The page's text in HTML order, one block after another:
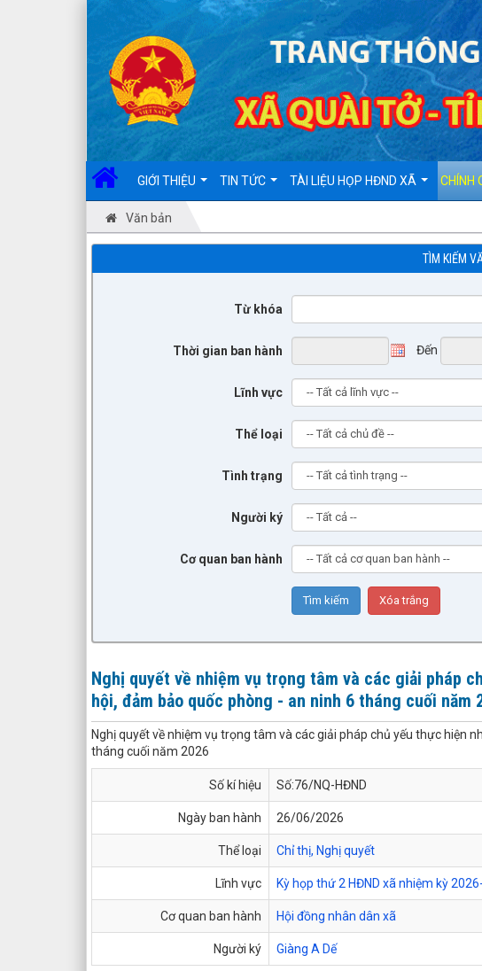
GIỚI THIỆU TIN TỨC TÀI LIỆU HỌP HĐND XÃ CHÍNH
Văn bản
TÌM KIẾM
Từ khóa
Thời gian ban hành Đến
Lĩnh vực
Thể loại
Tình trạng
Người ký
Cơ quan ban hành
Nghị quyết về nhiệm vụ trọng tâm và các giải pháp
hội, đảm bảo quốc phòng - an ninh 6 tháng cuối năm
Nghị quyết về nhiệm vụ trọng tâm và các giải pháp chủ yếu thực hiện
tháng cuối năm 2026
Số kí hiệu Số:76/NQ-HĐND
Ngày ban hành 26/06/2026
Thể loại Chỉ thị, Nghị quyết
Lĩnh vực Kỳ họp thứ 2 HĐND xã nhiệm kỳ
Cơ quan ban hành Hội đồng nhân dân xã
Người ký Giàng A Dế